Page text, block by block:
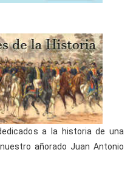
a la historia de una
añorado Juan Antonio